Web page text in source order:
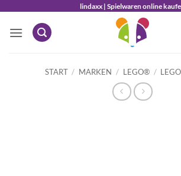
springen
lindaxx | Spielwaren online
START / MARKEN / LEGO® /